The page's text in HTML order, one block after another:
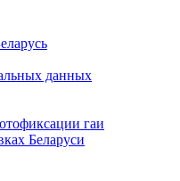
данных
гаи
Беларуси